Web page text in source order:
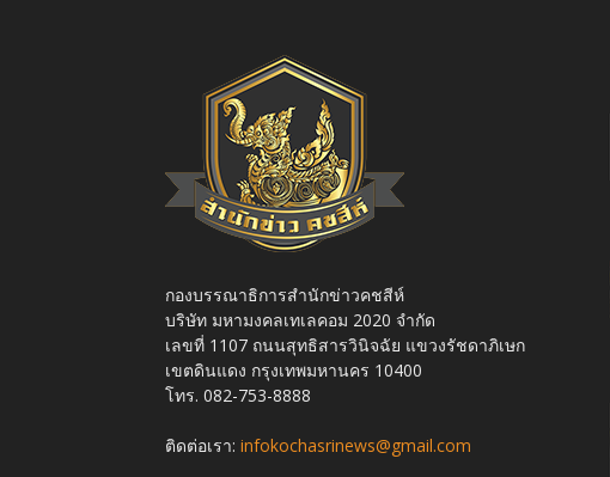
กองบรรณาธิการสำนักข่าวคชสีห์
บริษัท มหามงคลเทเลคอม 2020 จำกัด
เลขที่ 1107 ถนนสุทธิสารวินิจฉัย แขวงรัชดาภิเษก
เขตดินแดง กรุงเทพมหานคร 10400
โทร. 082-753-8888
ติดต่อเรา: infokochasrinews@gmail.com